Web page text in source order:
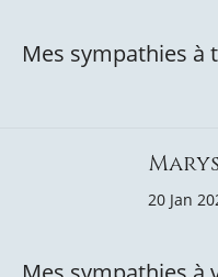
Mes sympathies à
20 Jan